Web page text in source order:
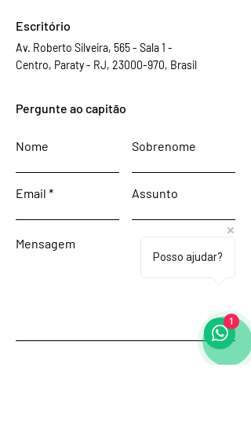
Escritório
Av. Roberto Silveira, 565 - Sala 1 -
Centro, Paraty - RJ, 23000-970, Brasil
Pergunte ao capitão
Nome Sobrenome
Email Assunto
Mensagem
Posso ajudar?
1